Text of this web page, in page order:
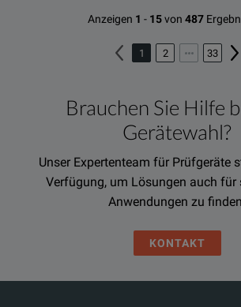
Anzeigen 1 - 15von 487
1 2 33
Brauchen Sie Hilfe
Gerätewahl?
Unser Expertenteam für Prüfgeräte
Verfügung, um Lösungen auch für
Anwendungen zu
KONTAKT